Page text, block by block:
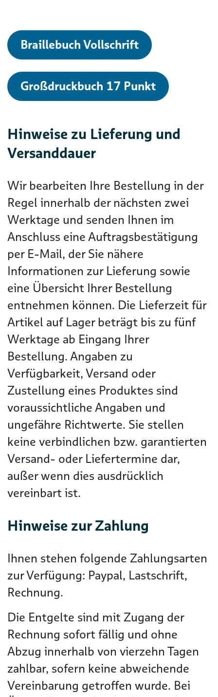
Braillebuch Vollschrift
Großdruckbuch 17 Punkt
Hinweise zu Lieferung und
Versanddauer
Wir bearbeiten Ihre Bestellung in der
Regel innerhalb der nächsten zwei
Werktage und senden Ihnen im
Anschluss eine Auftragsbestätigung
per E-Mail, der Sie nähere
Informationen zur Lieferung sowie
eine Übersicht Ihrer Bestellung
entnehmen können. Die Lieferzeit für
Artikel auf Lager beträgt bis zu fünf
Werktage ab Eingang Ihrer
Bestellung. Angaben zu
Verfügbarkeit, Versand oder
Zustellung eines Produktes sind
voraussichtliche Angaben und
ungefähre Richtwerte. Sie stellen
keine verbindlichen bzw. garantierten
Versand- oder Liefertermine dar,
außer wenn dies ausdrücklich
vereinbart ist.
Hinweise zur Zahlung
Ihnen stehen folgende Zahlungsarten
zur Verfügung: Paypal, Lastschrift,
Rechnung.
Die Entgelte sind mit Zugang der
Rechnung sofort fällig und ohne
Abzug innerhalb von vierzehn Tagen
zahlbar, sofern keine abweichende
Vereinbarung getroffen wurde. Bei